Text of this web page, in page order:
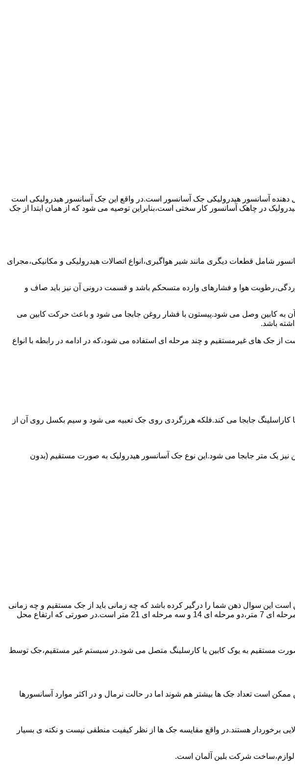
دهنده آسانسور هیدرولیکی جک آسانسور است.در واقع این جک آسانسور هیدرولیکی است
در چاهک آسانسور کار سختی است،بنابراین توصیه می شود که از همان ابتدا از جک
شامل قطعات دیگری مانند شیر هواگیری،انواع اتصالات هیدرولیکی و مکانیکی،مجرای
هوا و فشارهای وارده متسحکم باشد و قسمت درونی آن نیز باید صاف و
آن به کابین وصل می شود.پیستون با فشار روغن جابجا می شود و باعث حرکت کابین می
باشد.
که ظرفیتشان 30 تن است از جک مستقیم و برای آسانسورهایی که ظرفیتشان بیش از 30 تن است از جک های غیرمستقیم و چند مرحله ای استفاده می شود،که در ادامه در رابطه با انواع
کاراسلینگ جابجا می کند.فلکه هرزگردی روی جک تعبیه می شود و سیم بکسل روی آن از
یک متر جابجا می شود.این نوع جک آسانسور هیدرولیک به صورت مستقیم (بدون
این سوال ذهن شما را درگیر کرده باشد که چه زمانی باید از جک مستقیم و چه زمانی
از جک غیرمستقیم استفاده کنیم؟ جک های مستقیم تا 21 متر را ساپورت می کنند و این مقدار در جک تلسکوپی تک مرحله ای 7 متر،دو مرحله ای 14 و سه مرحله ای 21 متر است.در صورتی که ارتفاع محل
مستقیم به یوک کابین یا کارسلینگ متصل می شود.در سیستم غیر مستقیم،جک توسط
است تعداد جک ها بیشتر هم شوند اما در حالت نرمال و در اکثر موارد آسانسورها
برخوردار هستند.در واقع مقایسه جک ها از نظر کیفیت منطقی نیست و نکته ی بسیار
و لوازم،ساخت شرکت بلین آلمان است.